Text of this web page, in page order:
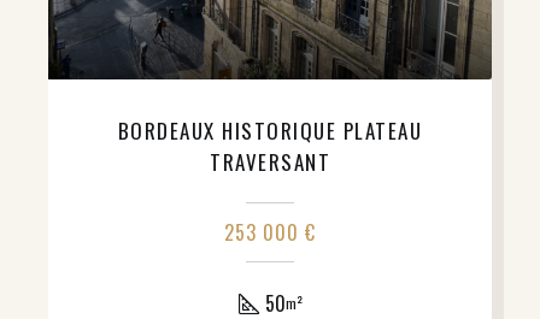
BORDEAUX HISTORIQUE PLATEAU
TRAVERSANT
253 000 €
50m²